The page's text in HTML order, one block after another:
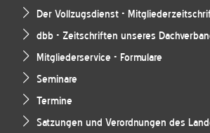
Der Vollzugsdienst -
dbb - Zeitschriften unseres
Mitgliederservice - Formulare
Seminare
Termine
Satzungen und Verordnungen des